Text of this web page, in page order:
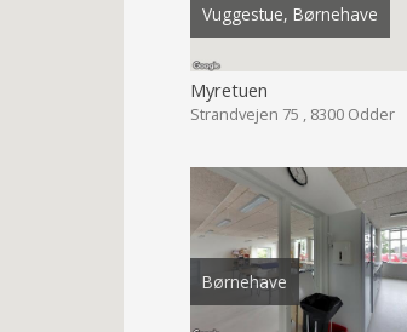
Vuggestue, Børnehave
Myretuen
Strandvejen 75 , 8300 Odder
Børnehave